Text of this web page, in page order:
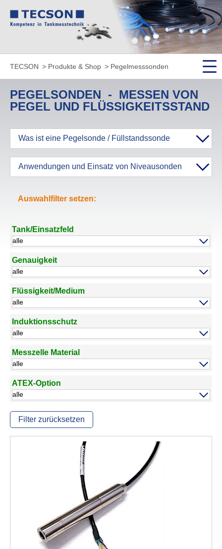
TECSON Produkte & Shop Pegelmesssonden
PEGELSONDEN - MESSEN VON
PEGEL UND FLÜSSIGKEITSSTAND
Was ist eine Pegelsonde / Füllstandssonde
Anwendungen und Einsatz von Niveausonden
Auswahlfilter setzen:
Tank/Einsatzfeld
Genauigkeit
Flüssigkeit/Medium
Induktionsschutz
Messzelle Material
ATEX-Option
Filter zurücksetzen